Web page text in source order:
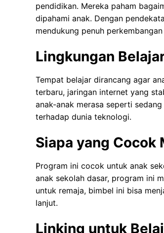
pendidikan. Mereka paham
dipahami anak. Dengan
mendukung penuh
Lingkungan
Tempat belajar dirancang agar
terbaru, jaringan internet yang
anak-anak merasa seperti
terhadap dunia teknologi.
Siapa yang
Program ini cocok untuk anak
anak sekolah dasar, program ini
untuk remaja, bimbel ini bisa
lanjut.
Linking untuk